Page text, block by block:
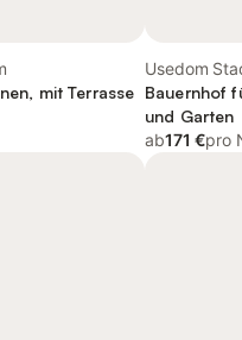
mit Terrasse
Usedom
Bauernhof
und Garten
ab171 €pro